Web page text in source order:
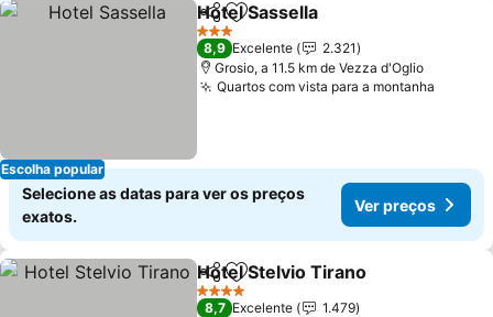
Escolha popular
PartilharAdicionar aos favoritos
Hotel Sassella
3 Estrelas
8,9 Excelente
2.321
Grosio, a 11.5 km de Vezza d'Oglio
Quartos com vista para a montanha
Selecione as datas para ver os preços
exatos.
Ver preços
PartilharAdicionar aos favoritos
Hotel Stelvio Tirano
4 Estrelas
8,7 Excelente
1.479